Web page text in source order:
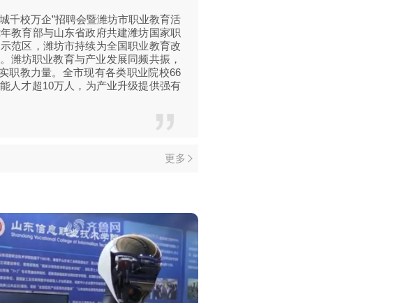
校万企”招聘会暨潍坊市职业教育活
教育部与山东省政府共建潍坊国家职
范区，潍坊市持续为全国职业教育改
潍坊职业教育与产业发展同频共振，
职教力量。全市现有各类职业院校66
人才超10万人，为产业升级提供强有
更多